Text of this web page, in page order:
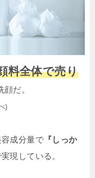
料全体で売り
だ。
)
成分量で 『しっか
現している。